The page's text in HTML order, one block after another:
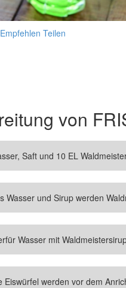
Empfehlen Teilen
Rezepte
von
Saft und 10 EL
Wasser und Sirup werden
Wasser mit
Eiswürfel werden vor dem